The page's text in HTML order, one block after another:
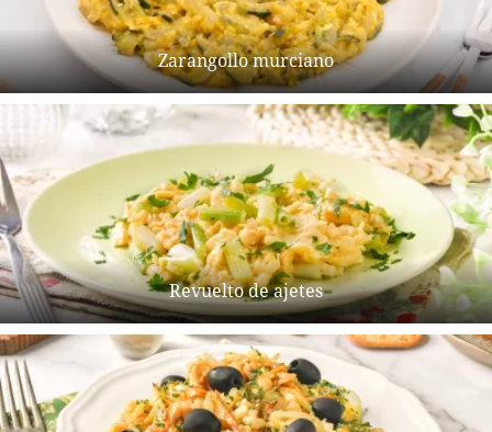
Zarangollo murciano
Revuelto de ajetes